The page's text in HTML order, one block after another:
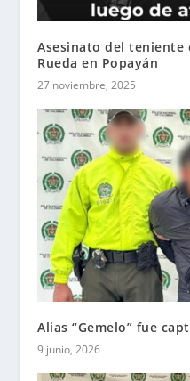
Asesinato del teniente
Rueda en Popayán
27 noviembre, 2025
Alias “Gemelo” fue
9 junio, 2026